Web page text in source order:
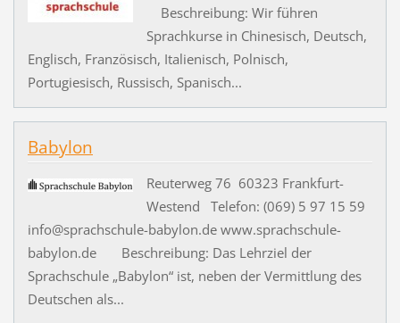
Beschreibung: Wir führen
Sprachkurse in Chinesisch, Deutsch,
Englisch, Französisch, Italienisch, Polnisch,
Portugiesisch, Russisch, Spanisch...
Babylon
Reuterweg 76 60323 Frankfurt-
Westend Telefon: (069) 5 97 15 59
info@sprachschule-babylon.de www.sprachschule-
babylon.de Beschreibung: Das Lehrziel der
Sprachschule „Babylon“ ist, neben der Vermittlung des
Deutschen als...